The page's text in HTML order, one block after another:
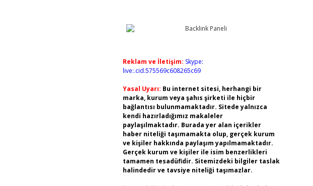
Reklam ve İletişim: Skype:
live:.cid.575569c608265c69
Yasal Uyarı: Bu internet sitesi, herhangi bir
marka, kurum veya şahıs şirketi ile hiçbir
bağlantısı bulunmamaktadır. Sitede yalnızca
kendi hazırladığımız makaleler
paylaşılmaktadır. Burada yer alan içerikler
haber niteliği taşımamakta olup, gerçek kurum
ve kişiler hakkında paylaşım yapılmamaktadır.
Gerçek kurum ve kişiler ile isim benzerlikleri
tamamen tesadüfidir. Sitemizdeki bilgiler taslak
halindedir ve tavsiye niteliği taşımazlar.